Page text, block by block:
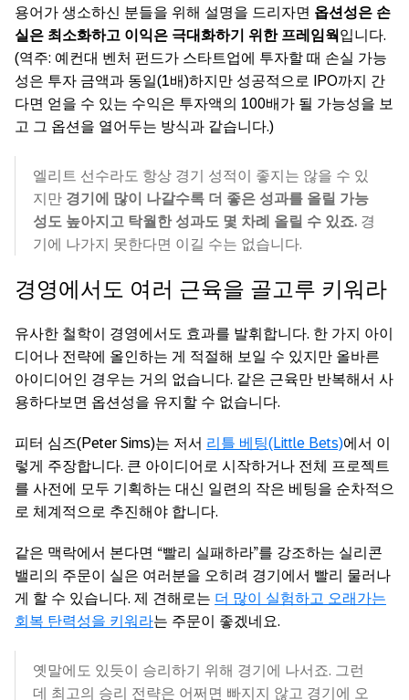
용어가 생소하신 분들을 위해 설명을 드리자면 옵션성은 손
실은 최소화하고 이익은 극대화하기 위한 프레임웍 입니다.
(역주: 예컨대 벤처 펀드가 스타트업에 투자할 때 손실 가능
성은 투자 금액과 동일(1배)하지만 성공적으로 IPO까지 간
다면 얻을 수 있는 수익은 투자액의 100배가 될 가능성을 보
고 그 옵션을 열어두는 방식과 같습니다.)
엘리트 선수라도 항상 경기 성적이 좋지는 않을 수 있
지만 경기에 많이 나갈수록 더 좋은 성과를 올릴 가능
성도 높아지고 탁월한 성과도 몇 차례 올릴 수 있죠. 경
기에 나가지 못한다면 이길 수는 없습니다.
경영에서도 여러 근육을 골고루 키워라
유사한 철학이 경영에서도 효과를 발휘합니다. 한 가지 아이
디어나 전략에 올인하는 게 적절해 보일 수 있지만 올바른
아이디어인 경우는 거의 없습니다. 같은 근육만 반복해서 사
용하다보면 옵션성을 유지할 수 없습니다.
피터 심즈(Peter Sims)는 저서 리틀 베팅(Little Bets)에서 이
렇게 주장합니다. 큰 아이디어로 시작하거나 전체 프로젝트
를 사전에 모두 기획하는 대신 일련의 작은 베팅을 순차적으
로 체계적으로 추진해야 합니다.
같은 맥락에서 본다면 “빨리 실패하라”를 강조하는 실리콘
밸리의 주문이 실은 여러분을 오히려 경기에서 빨리 물러나
게 할 수 있습니다. 제 견해로는 더 많이 실험하고 오래가는
회복 탄력성을 키워라는 주문이 좋겠네요.
옛말에도 있듯이 승리하기 위해 경기에 나서죠. 그런
데 최고의 승리 전략은 어쩌면 빠지지 않고 경기에 오